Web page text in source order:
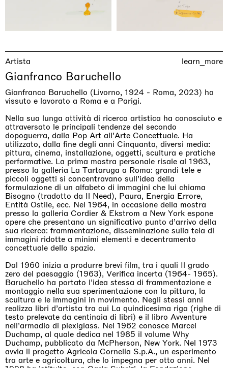
Artista learn_more
Gianfranco Baruchello
Gianfranco Baruchello (Livorno, 1924 - Roma, 2023) ha
vissuto e lavorato a Roma e a Parigi.
Nella sua lunga attività di ricerca artistica ha conosciuto e
attraversato le principali tendenze del secondo
dopoguerra, dalla Pop Art all’Arte Concettuale. Ha
utilizzato, dalla fine degli anni Cinquanta, diversi media:
pittura, cinema, installazione, oggetti, scultura e pratiche
performative. La prima mostra personale risale al 1963,
presso la galleria La Tartaruga a Roma: grandi tele e
piccoli oggetti si concentravano sull’idea della
formulazione di un alfabeto di immagini che lui chiama
Bisogno (tradotto da Il Need), Paura, Energia Errore,
Entità Ostile, ecc. Nel 1964, in occasione della mostra
presso la galleria Cordier & Ekstrom a New York espone
opere che presentano un significativo punto d’arrivo della
sua ricerca: frammentazione, disseminazione sulla tela di
immagini ridotte a minimi elementi e decentramento
concettuale dello spazio.
Dal 1960 inizia a produrre brevi film, tra i quali Il grado
zero del paesaggio (1963), Verifica incerta (1964- 1965).
Baruchello ha portato l’idea stessa di frammentazione e
montaggio nella sua sperimentazione con la pittura, la
scultura e le immagini in movimento. Negli stessi anni
realizza libri d’artista tra cui La quindicesima riga (righe di
testo prelevate da centinaia di libri) e il libro Avventure
nell’armadio di plexiglass. Nel 1962 conosce Marcel
Duchamp, al quale dedica nel 1985 il volume Why
Duchamp, pubblicato da McPherson, New York. Nel 1973
avvia il progetto Agricola Cornelia S.p.A., un esperimento
tra arte e agricoltura, che lo impegna per otto anni. Nel
Awakened
Mahkjip THEILMA Seoul Flagship Store, Seoul
29.08.2026 | 05.09.2026
Hejum Bä